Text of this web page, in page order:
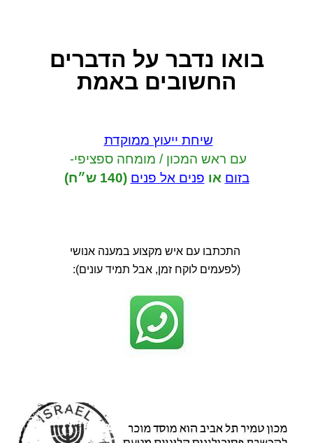
בואו נדבר על הדברים
החשובים באמת
שיחת ייעוץ ממוקדת
עם ראש המכון / מומחה ספציפי-
בזום או פנים אל פנים (140 ש״ח)
התכתבו עם איש מקצוע במענה אנושי
(לפעמים לוקח זמן, אבל תמיד עונים):